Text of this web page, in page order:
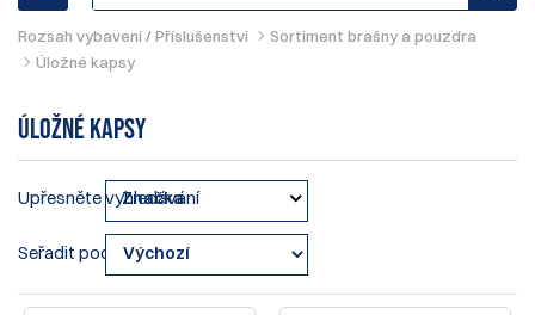
Rozsah vybavení / Příslušenství
Sortiment brašny a pouzdra
Úložné kapsy
Úložné kapsy
Upřesněte vyhledávání
Značka
Seřadit podle: